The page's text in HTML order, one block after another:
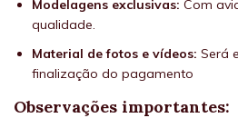
Modelagens exclusivas: Com
qualidade.
Material de fotos e vídeos: Será
finalização do pagamento
Observações importantes: